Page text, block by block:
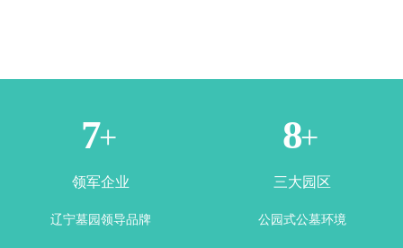
1+
领军企业
辽宁墓园领导品牌
3+
三大园区
公园式公墓环境